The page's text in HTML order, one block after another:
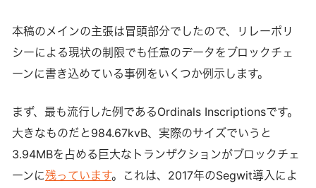
本稿のメインの主張は冒頭部分でしたので、リレーポリ
シーによる現状の制限でも任意のデータをブロックチェ
ーンに書き込めている事例をいくつか例示します。
まず、最も流行した例であるOrdinals Inscriptionsです。
大きなものだと984.67kvB、実際のサイズでいうと
3.94MBを占める巨大なトランザクションがブロックチェ
ーンに残っています。これは、2017年のSegwit導入によ